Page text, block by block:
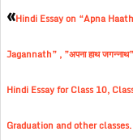
«Hindi Essay on “Apna Haath
Jagannath” , ”अपना हाथ
Hindi Essay for Class 10,
Graduation and other classes.